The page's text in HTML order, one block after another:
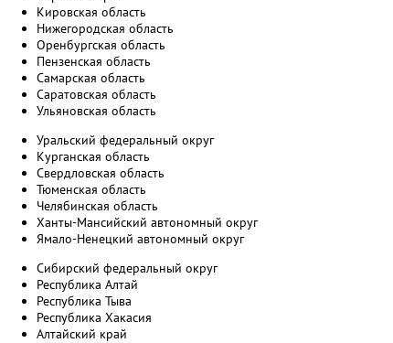
Кировская область
Нижегородская область
Оренбургская область
Пензенская область
Самарская область
Саратовская область
Ульяновская область
Уральский федеральный округ
Курганская область
Свердловская область
Тюменская область
Челябинская область
Ханты-Мансийский автономный округ
Ямало-Ненецкий автономный округ
Сибирский федеральный округ
Республика Алтай
Республика Тыва
Республика Хакасия
Алтайский край